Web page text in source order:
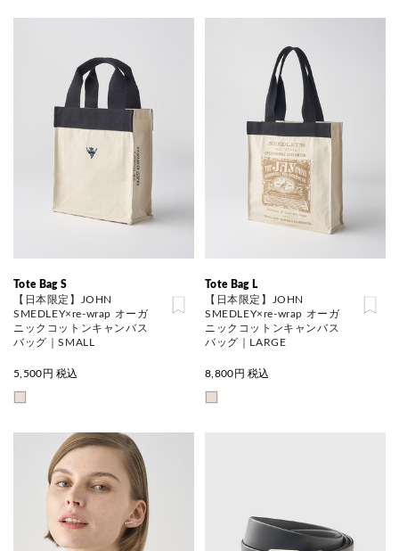
Tote Bag S
【日本限定】JOHN
SMEDLEY×re-wrap オーガ
ニックコットンキャンバス
バッグ｜SMALL
5,500 円 税込
Tote Bag L
【日本限定】JOHN
SMEDLEY×re-wrap オーガ
ニックコットンキャンバス
バッグ｜LARGE
8,800 円 税込